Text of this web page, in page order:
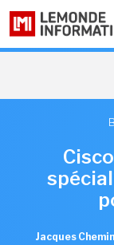
Jacques